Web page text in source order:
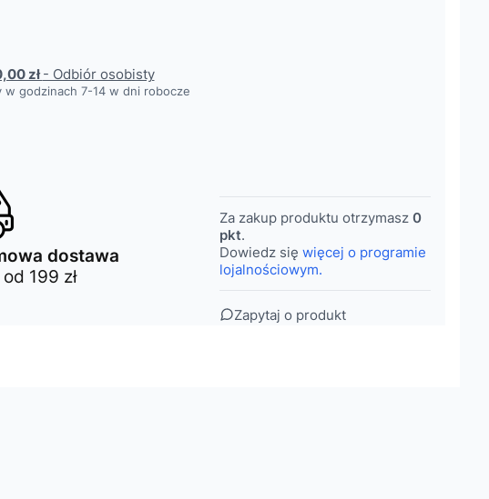
0. Zobacz szczegóły
zł- Odbiór osobisty
w godzinach 7-14 w dni robocze
dostawa
od 199 zł
Za zakup produktu otrzymasz 0
pkt.
Dowiedz się więcej o programie
lojalnościowym.
Zapytaj o produkt